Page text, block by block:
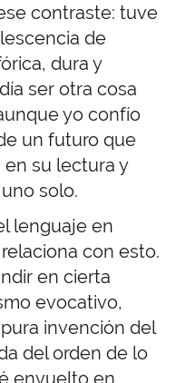
contraste: tuve
de
dura y
ser otra cosa
yo confío
un futuro que
su lectura y
solo.
lenguaje en
con esto.
en cierta
evocativo,
invención del
del orden de lo
envuelto en